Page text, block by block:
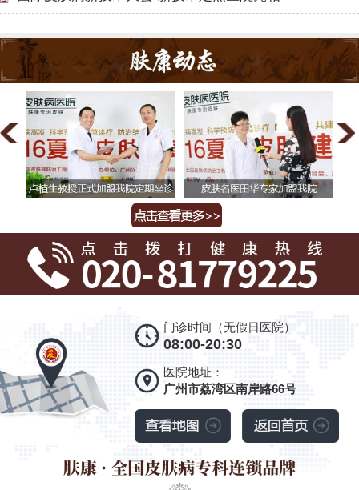
门诊时间（无假日医院）
08:00-20:30
医院地址：
广州市荔湾区南岸路66号